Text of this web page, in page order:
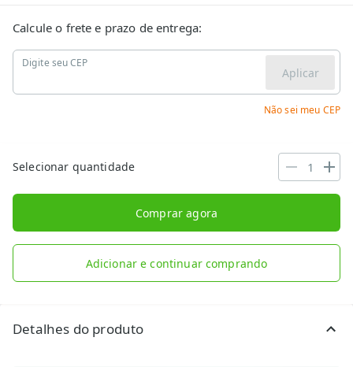
Calcule o frete e prazo de entrega:
Digite seu CEP
Aplicar
Não sei meu CEP
Selecionar quantidade
Comprar agora
Adicionar e continuar comprando
Detalhes do produto